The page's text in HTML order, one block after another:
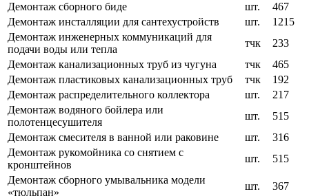
Демонтаж сборного биде
шт.
467
Демонтаж инсталляции для сантехустройств
шт.
1215
Демонтаж инженерных коммуникаций для
подачи воды или тепла
тчк
233
Демонтаж канализационных труб из чугуна
тчк
465
Демонтаж пластиковых канализационных труб
тчк
192
Демонтаж распределительного коллектора
шт.
217
Демонтаж водяного бойлера или
полотенцесушителя
шт.
515
Демонтаж смесителя в ванной или раковине
шт.
316
Демонтаж рукомойника со снятием с
кронштейнов
шт.
515
Демонтаж сборного умывальника модели
«тюльпан»
шт.
367